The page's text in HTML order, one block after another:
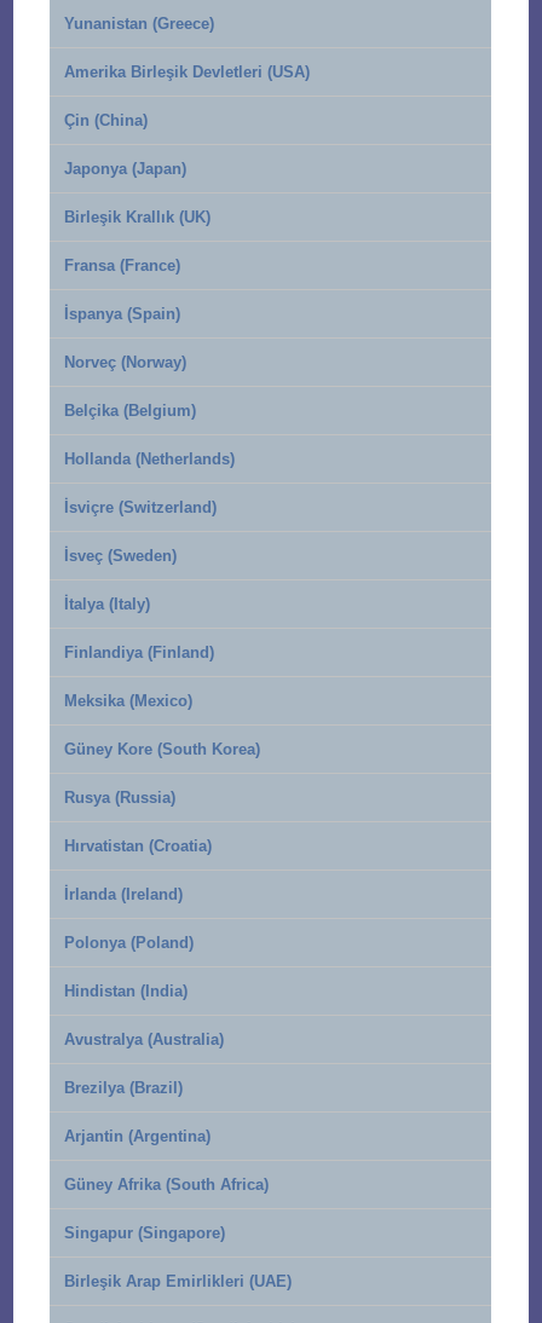
Yunanistan (Greece)
Amerika Birleşik Devletleri (USA)
Çin (China)
Japonya (Japan)
Birleşik Krallık (UK)
Fransa (France)
İspanya (Spain)
Norveç (Norway)
Belçika (Belgium)
Hollanda (Netherlands)
İsviçre (Switzerland)
İsveç (Sweden)
İtalya (Italy)
Finlandiya (Finland)
Meksika (Mexico)
Güney Kore (South Korea)
Rusya (Russia)
Hırvatistan (Croatia)
İrlanda (Ireland)
Polonya (Poland)
Hindistan (India)
Avustralya (Australia)
Brezilya (Brazil)
Arjantin (Argentina)
Güney Afrika (South Africa)
Singapur (Singapore)
Birleşik Arap Emirlikleri (UAE)